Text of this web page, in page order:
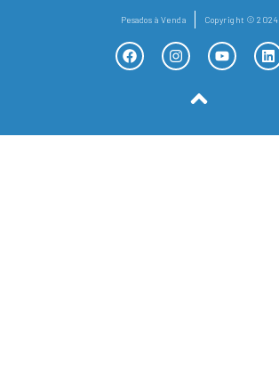
Pesados à Venda Copyright © 2024.